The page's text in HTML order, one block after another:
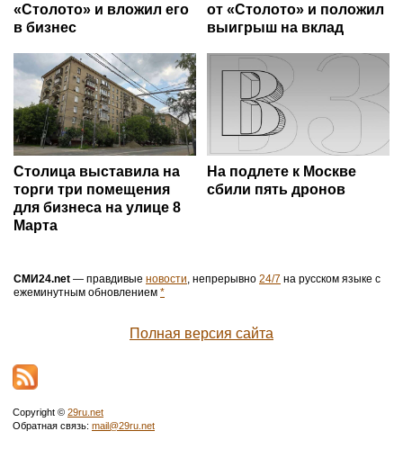
«Столото» и вложил его
в бизнес
от «Столото» и положил
выигрыш на вклад
Столица выставила на
торги три помещения
для бизнеса на улице 8
Марта
На подлете к Москве
сбили пять дронов
СМИ24.net — правдивые новости, непрерывно 24/7 на русском языке с
ежеминутным обновлением *
Полная версия сайта
Copyright © 29ru.net
Обратная связь: mail@29ru.net